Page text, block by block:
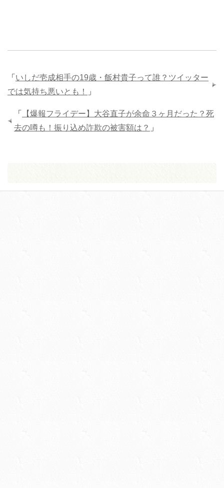
「 いしだ壱成相手の19歳・飯村貴子って誰？ツイッター
では気持ち悪いとも！
」
「
【爆報フライデー】大谷直子が余命３ヶ月だった？死
去の噂も！振り込め詐欺の被害額は？ 」